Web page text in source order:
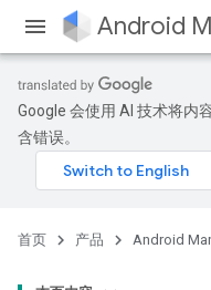
Android
Google 会使用 AI 技术将内
含错误。
首页 产品 Android